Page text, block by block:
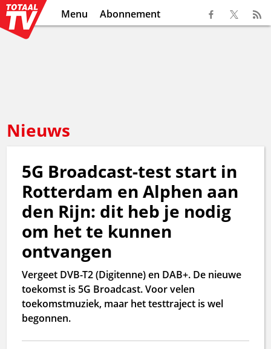
Menu Abonnement
Nieuws
5G Broadcast-test start in
Rotterdam en Alphen aan
den Rijn: dit heb je nodig
om het te kunnen
ontvangen
Vergeet DVB-T2 (Digitenne) en DAB+. De nieuwe
toekomst is 5G Broadcast. Voor velen
toekomstmuziek, maar het testtraject is wel
begonnen.